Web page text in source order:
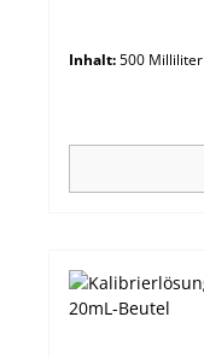
Inhalt:500 Milliliter